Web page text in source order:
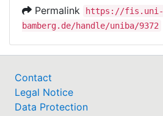
Permalink
https://fis.uni-
bamberg.de/handle/uniba/9372
Contact
Legal Notice
Data Protection